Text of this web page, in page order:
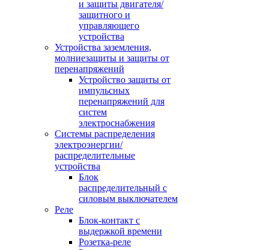
и защиты двигателя/
защитного и
управляющего
устройства
Устройства заземления,
молниезащиты и защиты от
перенапряжений
Устройство защиты от
импульсных
перенапряжений для
систем
электроснабжения
Системы распределения
электроэнергии/
распределительные
устройства
Блок
распределительный с
силовым выключателем
Реле
Блок-контакт с
выдержкой времени
Розетка-реле